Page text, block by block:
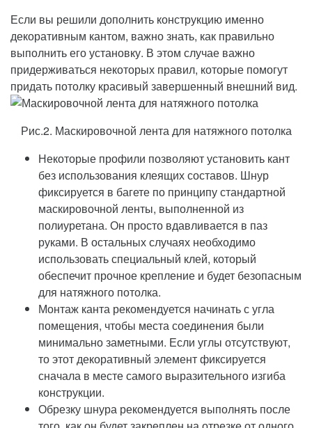
Если вы решили дополнить конструкцию именно
декоративным кантом, важно знать, как правильно
выполнить его установку. В этом случае важно
придерживаться некоторых правил, которые помогут
придать потолку красивый завершенный внешний вид.
Рис.2. Маскировочной лента для натяжного потолка
Некоторые профили позволяют установить кант
без использования клеящих составов. Шнур
фиксируется в багете по принципу стандартной
маскировочной ленты, выполненной из
полиуретана. Он просто вдавливается в паз
руками. В остальных случаях необходимо
использовать специальный клей, который
обеспечит прочное крепление и будет безопасным
для натяжного потолка.
Монтаж канта рекомендуется начинать с угла
помещения, чтобы места соединения были
минимально заметными. Если углы отсутствуют,
то этот декоративный элемент фиксируется
сначала в месте самого выразительного изгиба
конструкции.
Обрезку шнура рекомендуется выполнять после